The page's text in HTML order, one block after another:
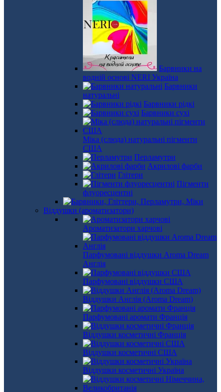
Барвники на
водній основі NERI Україна
Барвники
натуральні
Барвники рідкі
Барвники сухі
Міка (слюда) натуральні пігменти
США
Перламутри
Акрилові фарби
Глітери
Пігменти
флуоресцентні
Віддушки (ароматизатори)
Ароматизатори харчові
Парфумовані віддушки Aroma Dream
Англія
Парфумовані віддушки США
Віддушки Англія (Aroma Dream)
Парфумовані аромати Франція
Віддушки косметичні Франція
Віддушки косметичні США
Віддушки косметичні Україна